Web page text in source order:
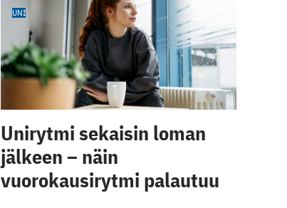
UNI
Unirytmi sekaisin loman
jälkeen – näin
vuorokausirytmi palautuu